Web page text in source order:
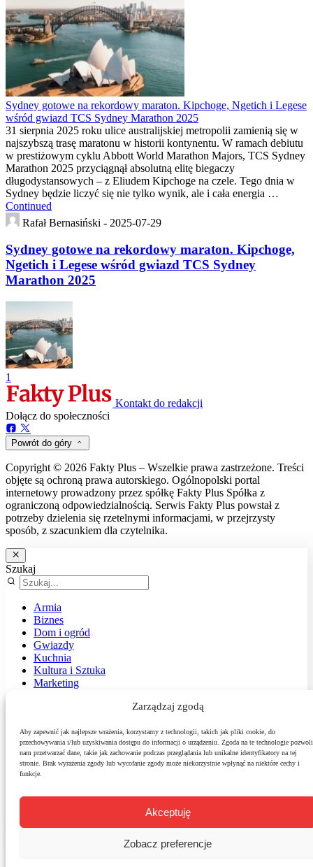
Zarządzaj zgodą
Aby zapewnić jak najlepsze wrażenia, korzystamy z technologii, takich jak pliki cookie, do
przechowywania i/lub uzyskiwania dostępu do informacji o urządzeniu. Zgoda na te technologie pozwoli
nam przetwarzać dane, takie jak zachowanie podczas przeglądania lub unikalne identyfikatory na tej
stronie. Brak wyrażenia zgody lub wycofanie zgody może niekorzystnie wpłynąć na niektóre cechy i
funkcje.
Akceptuję
Zobacz preferencje
Sydney gotowe na rekordowy maraton. Kipchoge, Ngetich i Legese
wśród gwiazd TCS Sydney Marathon 2025
31 sierpnia 2025 roku ulice australijskiej metropolii zamienią się w
najszybszą trasę maratonu w historii kontynentu. W ramach debiutu
w prestiżowym cyklu Abbott World Marathon Majors, TCS Sydney
Marathon 2025 przyciągnął absolutną elitę biegaczy
długodystansowych – z Eliudem Kipchoge na czele. Tego dnia w
Sydney będzie liczyć się nie tylko wynik, ale i cała energia …
Continued
Rafał Bernasiński - 2025-07-29
Sydney gotowe na rekordowy maraton. Kipchoge,
Ngetich i Legese wśród gwiazd TCS Sydney
Marathon 2025
1
Kontakt do redakcji
Dołącz do społeczności
Powrót do góry
Copyright © 2026 Fakty Plus – Wszelkie prawa zastrzeżone. Treści
objęte są ochroną prawa autorskiego. Ogólnopolski portal
internetowy prowadzony przez spółkę Fakty Plus Spółka z
ograniczoną odpowiedzialnością. Serwis Fakty Plus powstał z
potrzeby dzielenia się rzetelnymi informacjami, w przejrzysty
sposób, z szacunkiem dla czytelnika.
Szukaj
Armia
Biznes
Dom i ogród
Gwiazdy
Kuchnia
Kultura i Sztuka
Marketing
Podróże
Polityka
Sport
Środowisko
Technologie